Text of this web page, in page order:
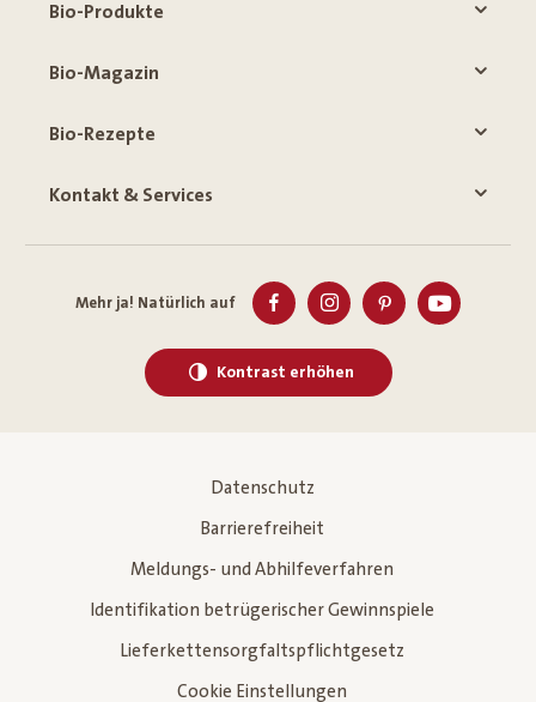
Bio-Produkte
Bio-Magazin
Bio-Rezepte
Kontakt & Services
Mehr ja! Natürlich auf
Kontrast erhöhen
Datenschutz
Barrierefreiheit
Meldungs- und Abhilfeverfahren
Identifikation betrügerischer Gewinnspiele
Lieferkettensorgfaltspflichtgesetz
Cookie Einstellungen